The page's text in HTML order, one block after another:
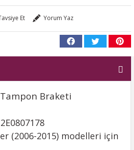
Et Yorum Yaz
Braketi
(2006-2015) modelleri için